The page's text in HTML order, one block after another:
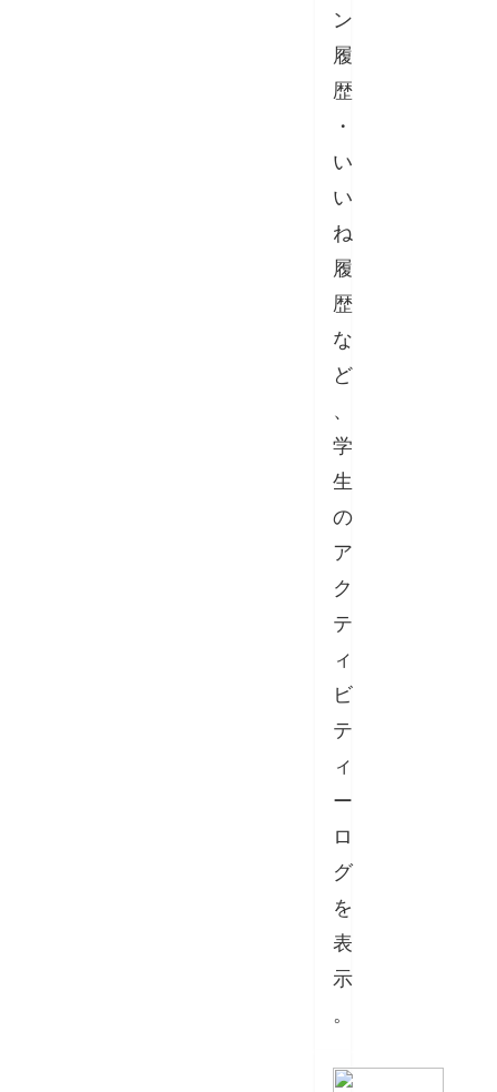
ン
履
歴
・
い
い
ね
履
歴
な
ど
、
学
生
の
ア
ク
テ
ィ
ビ
テ
ィ
ー
ロ
グ
を
表
示
。